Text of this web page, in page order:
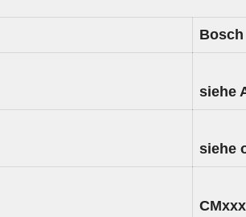
62
-
Bosch
siehe
siehe